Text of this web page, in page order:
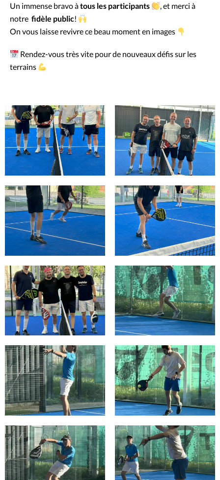
Un immense bravo àtous les participants
, et merci à
notre fidèle public!
On vous laisse revivre ce beau moment en images
Rendez-vous très vite pour de nouveaux défis sur les
terrains